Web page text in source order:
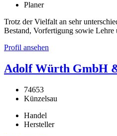
Planer
Trotz der Vielfalt an sehr
Bestand, Vorfertigung sowie Lehre
Profil ansehen
Adolf Würth GmbH
74653
Künzelsau
Handel
Hersteller